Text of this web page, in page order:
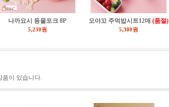
나까요시 동물포크 8P
5,230원
오야꼬 주먹밥시트12매 (품절)
5,300원
품이 있습니다.